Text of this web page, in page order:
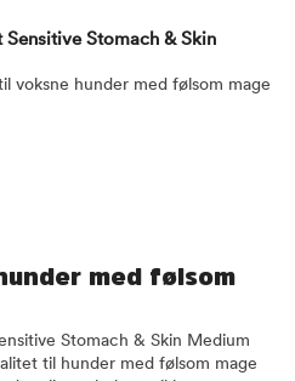
Stomach & Skin
voksne hunder med følsom mage
med følsom
Stomach & Skin Medium
til hunder med følsom mage